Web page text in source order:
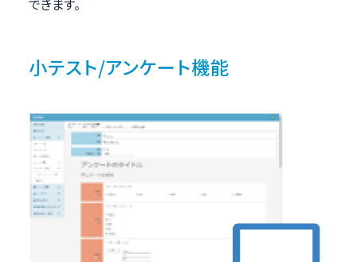
できます。
小テスト/アンケート機能